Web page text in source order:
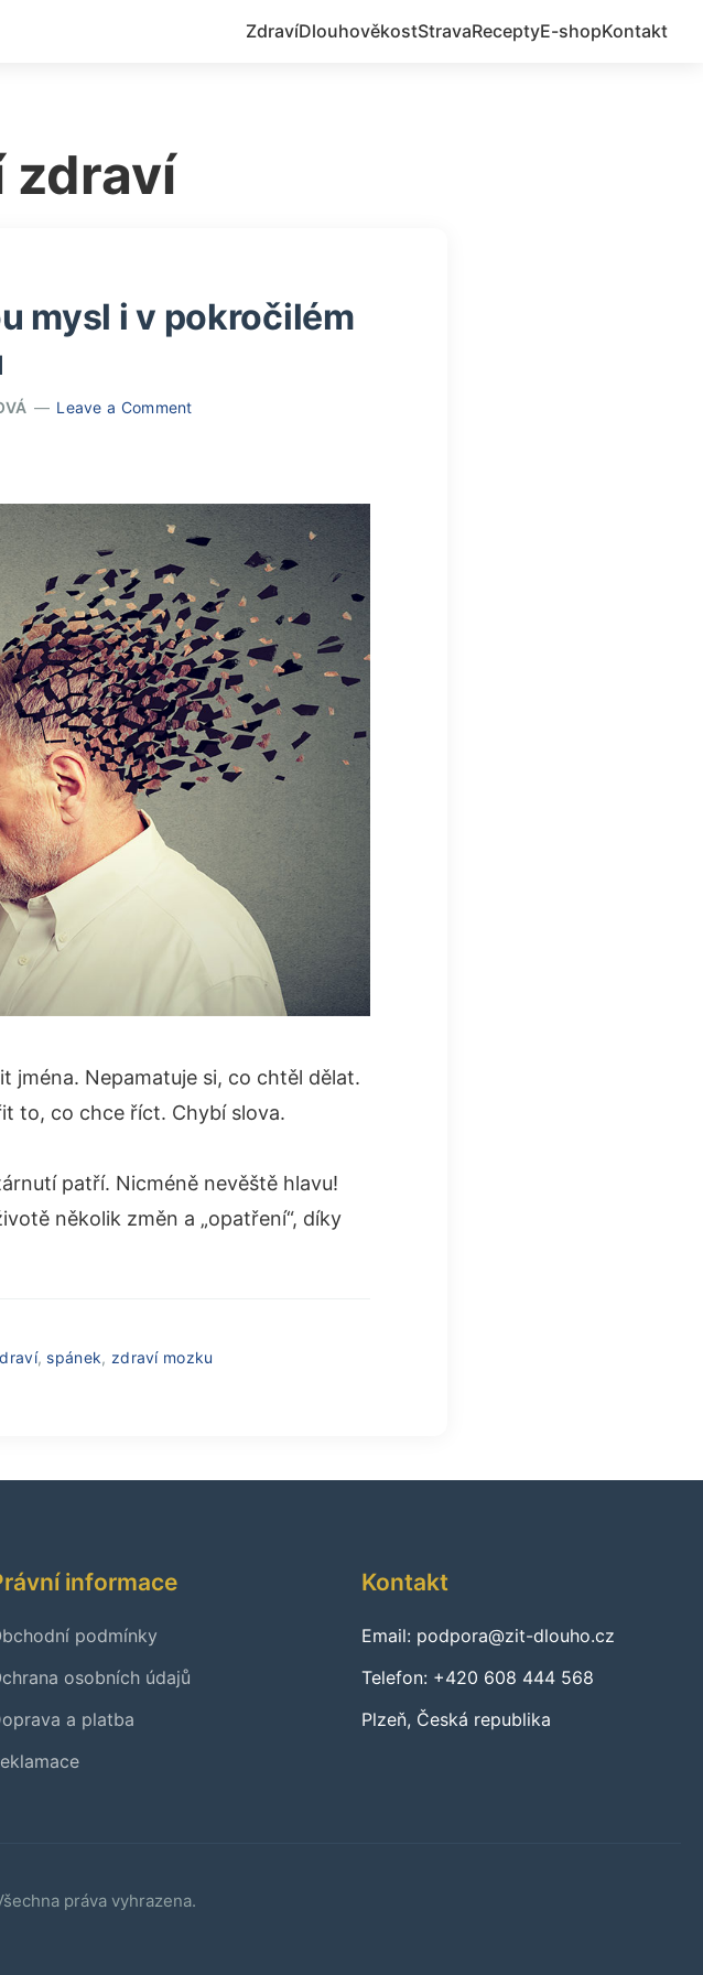
ZdravíDlouhověkostStravaReceptyE-shopKontakt
zdraví
mysl i v pokročilém
Leave a Comment
jména. Nepamatuje si, co chtěl dělat.
to, co chce říct. Chybí slova.
patří. Nicméně nevěště hlavu!
několik změn a „opatření“, díky
, spánek, zdraví mozku
informace
podmínky
osobních údajů
a platba
Kontakt
Email: podpora@zit-dlouho.cz
Telefon: +420 608 444 568
Plzeň, Česká republika
práva vyhrazena.